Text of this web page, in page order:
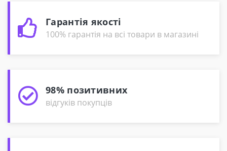
Гарантія якості
100% гарантія на всі товари в магазині
98% позитивних
відгуків покупців